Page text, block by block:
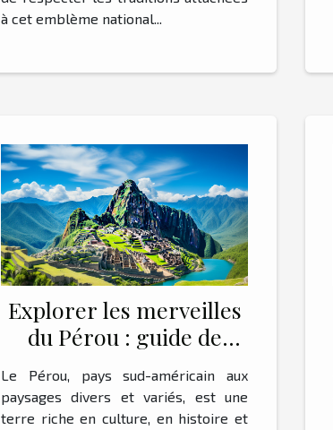
à cet emblème national...
Explorer les merveilles
du Pérou : guide de
voyage essentiel
Le Pérou, pays sud-américain aux
paysages divers et variés, est une
terre riche en culture, en histoire et